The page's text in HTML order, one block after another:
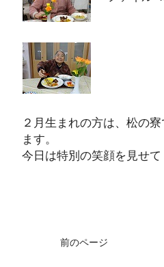
２月生まれの方は、松の
ます。
今日は特別の笑顔を見せて
前のページ